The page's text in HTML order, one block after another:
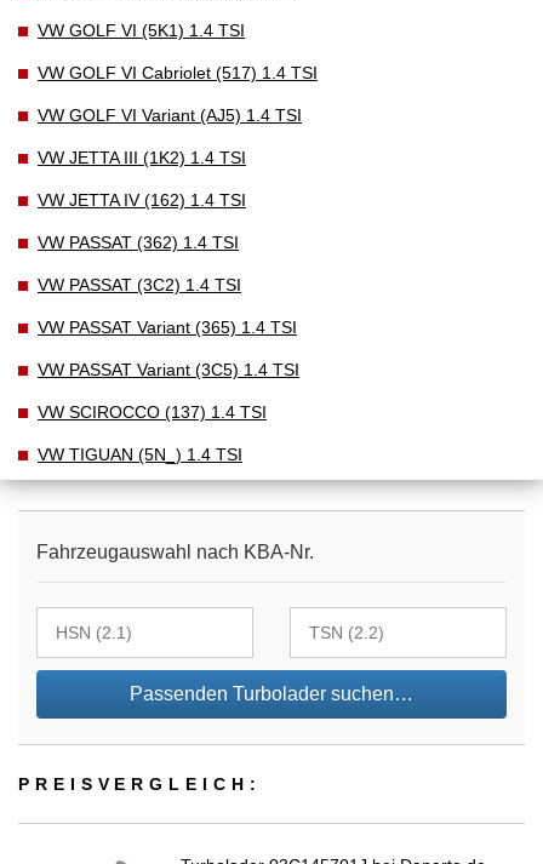
VW GOLF VI (5K1) 1.4 TSI
VW GOLF VI Cabriolet (517) 1.4 TSI
VW GOLF VI Variant (AJ5) 1.4 TSI
VW JETTA III (1K2) 1.4 TSI
VW JETTA IV (162) 1.4 TSI
VW PASSAT (362) 1.4 TSI
VW PASSAT (3C2) 1.4 TSI
VW PASSAT Variant (365) 1.4 TSI
VW PASSAT Variant (3C5) 1.4 TSI
VW SCIROCCO (137) 1.4 TSI
VW TIGUAN (5N_) 1.4 TSI
Fahrzeugauswahl nach KBA-Nr.
Passenden Turbolader suchen…
PREIS­VER­GLEICH: